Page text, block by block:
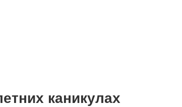
каникулах